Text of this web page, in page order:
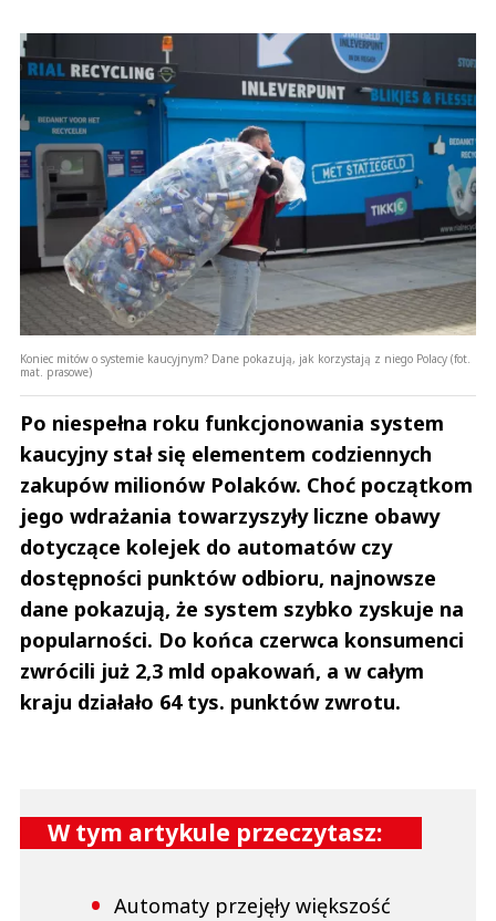
Koniec mitów o systemie kaucyjnym? Dane pokazują, jak korzystają z niego Polacy (fot.
mat. prasowe)
Po niespełna roku funkcjonowania system
kaucyjny stał się elementem codziennych
zakupów milionów Polaków. Choć początkom
jego wdrażania towarzyszyły liczne obawy
dotyczące kolejek do automatów czy
dostępności punktów odbioru, najnowsze
dane pokazują, że system szybko zyskuje na
popularności. Do końca czerwca konsumenci
zwrócili już 2,3 mld opakowań, a w całym
kraju działało 64 tys. punktów zwrotu.
W tym artykule przeczytasz:
Automaty przejęły większość